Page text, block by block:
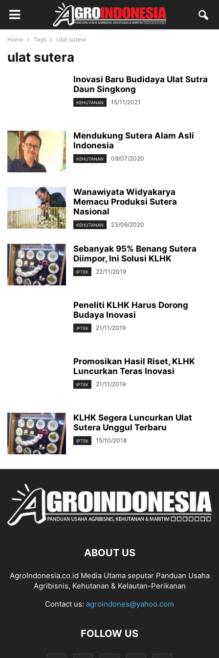
Home Tags Ulat sutera
ulat sutera
Inovasi Baru Budidaya Ulat Sutra
Daun Singkong
KEHUTANAN 15/11/2021
Mendukung Sutera Alam Asli
Indonesia
KEHUTANAN 09/07/2020
Wanawiyata Widyakarya
Memacu Produksi Sutera
Nasional
KEHUTANAN 23/06/2020
Sebanyak 95% Benang Sutera
Diimpor, Ini Solusi KLHK
IPTEK 22/11/2019
Peneliti KLHK Harus Dorong
Budaya Inovasi
IPTEK 21/11/2019
Promosikan Hasil Riset, KLHK
Luncurkan Teras Inovasi
IPTEK 21/11/2019
KLHK Segera Luncurkan Ulat
Sutera Unggul Terbaru
IPTEK 15/10/2018
ABOUT US
AgroIndonesia.co.id Media Utama seputar Panduan Usaha
Agribisnis, Kehutanan & Kelautan-Perikanan
Contact us: agroindones@yahoo.com
FOLLOW US